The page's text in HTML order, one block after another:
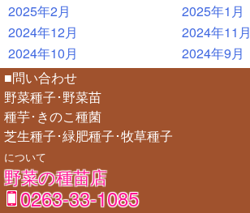
2025年2月
2025年1月
2024年12月
2024年11月
2024年10月
2024年9月
■問い合わせ
野菜種子･野菜苗
種芋･きのこ種菌
芝生種子･緑肥種子･牧草種子
について
野菜の種苗店
0263-33-1085